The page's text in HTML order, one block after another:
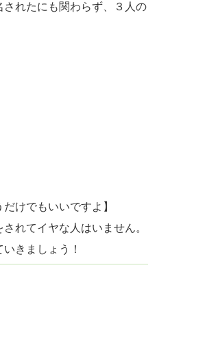
されたにも関わらず、３人の
けでもいいですよ】
れてイヤな人はいません。
きましょう！